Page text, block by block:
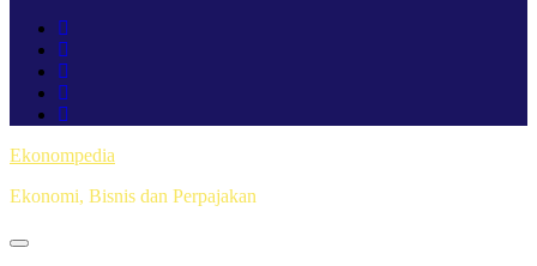
Ekonompedia
Ekonomi, Bisnis dan Perpajakan